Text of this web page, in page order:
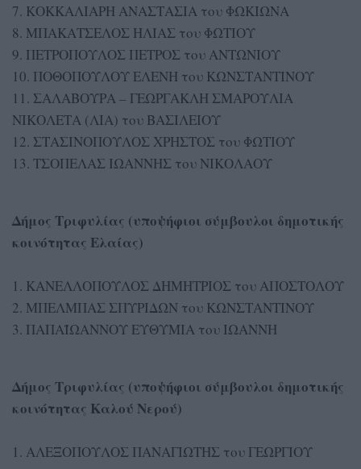
7. ΚΟΚΚΑΛΙΑΡΗ ΑΝΑΣΤΑΣΙΑ του ΦΩΚΙΩΝΑ
8. ΜΠΑΚΑΤΣΕΛΟΣ ΗΛΙΑΣ του ΦΩΤΙΟΥ
9. ΠΕΤΡΟΠΟΥΛΟΣ ΠΕΤΡΟΣ του ΑΝΤΩΝΙΟΥ
10. ΠΟΘΟΠΟΥΛΟΥ ΕΛΕΝΗ του ΚΩΝΣΤΑΝΤΙΝΟΥ
11. ΣΑΛΑΒΟΥΡΑ – ΓΕΩΡΓΑΚΛΗ ΣΜΑΡΟΥΛΙΑ
ΝΙΚΟΛΕΤΑ (ΛΙΑ) του ΒΑΣΙΛΕΙΟΥ
12. ΣΤΑΣΙΝΟΠΟΥΛΟΣ ΧΡΗΣΤΟΣ του ΦΩΤΙΟΥ
13. ΤΣΟΠΕΛΑΣ ΙΩΑΝΝΗΣ του ΝΙΚΟΛΑΟΥ
Δήμος Τριφυλίας (υποψήφιοι σύμβουλοι δημοτικής
κοινότητας Ελαίας)
1. ΚΑΝΕΛΛΟΠΟΥΛΟΣ ΔΗΜΗΤΡΙΟΣ του ΑΠΟΣΤΟΛΟΥ
2. ΜΠΕΛΜΠΑΣ ΣΠΥΡΙΔΩΝ του ΚΩΝΣΤΑΝΤΙΝΟΥ
3. ΠΑΠΑΪΩΑΝΝΟΥ ΕΥΘΥΜΙΑ του ΙΩΑΝΝΗ
Δήμος Τριφυλίας (υποψήφιοι σύμβουλοι δημοτικής
κοινότητας Καλού Νερού)
1. ΑΛΕΞΟΠΟΥΛΟΣ ΠΑΝΑΓΙΩΤΗΣ του ΓΕΩΡΓΙΟΥ